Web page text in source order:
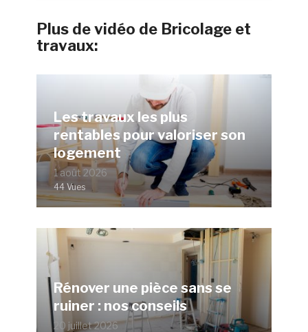
Plus de vidéo de Bricolage et
travaux:
Les travaux les plus
rentables pour valoriser son
logement
1 août 2026
44 Vues
Rénover une pièce sans se
ruiner : nos conseils
20 juillet 2026